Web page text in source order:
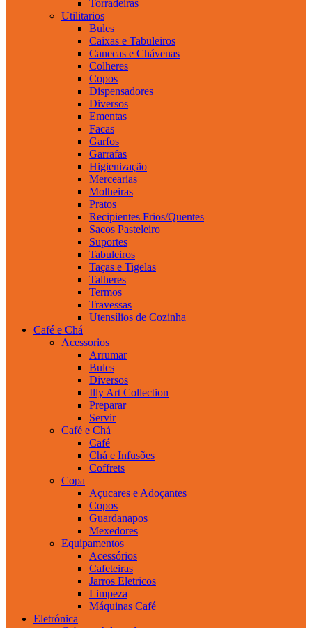
Torradeiras
Utilitarios
Bules
Caixas e Tabuleiros
Canecas e Chávenas
Colheres
Copos
Dispensadores
Diversos
Ementas
Facas
Garfos
Garrafas
Higienização
Mercearias
Molheiras
Pratos
Recipientes Frios/Quentes
Sacos Pasteleiro
Suportes
Tabuleiros
Taças e Tigelas
Talheres
Termos
Travessas
Utensílios de Cozinha
Café e Chá
Acessorios
Arrumar
Bules
Diversos
Illy Art Collection
Preparar
Servir
Café e Chá
Café
Chá e Infusões
Coffrets
Copa
Açucares e Adoçantes
Copos
Guardanapos
Mexedores
Equipamentos
Acessórios
Cafeteiras
Jarros Eletricos
Limpeza
Máquinas Café
Eletrónica